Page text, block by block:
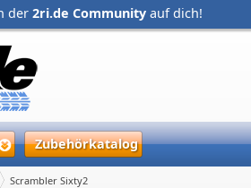
der 2ri.de Community auf dich!
Zubehörkatalog
Scrambler Sixty2